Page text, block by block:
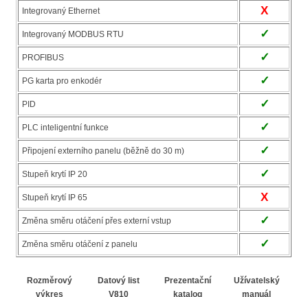
Integrovaný Ethernet X
Integrovaný MODBUS RTU ✓
PROFIBUS ✓
PG karta pro enkodér ✓
PID ✓
PLC inteligentní funkce ✓
Připojení externího panelu (běžně do 30 m) ✓
Stupeň krytí IP 20 ✓
Stupeň krytí IP 65 X
Změna směru otáčení přes externí vstup ✓
Změna směru otáčení z panelu ✓
Rozměrový
výkres
Datový list
V810
Prezentační
katalog
Užívatelský
manuál